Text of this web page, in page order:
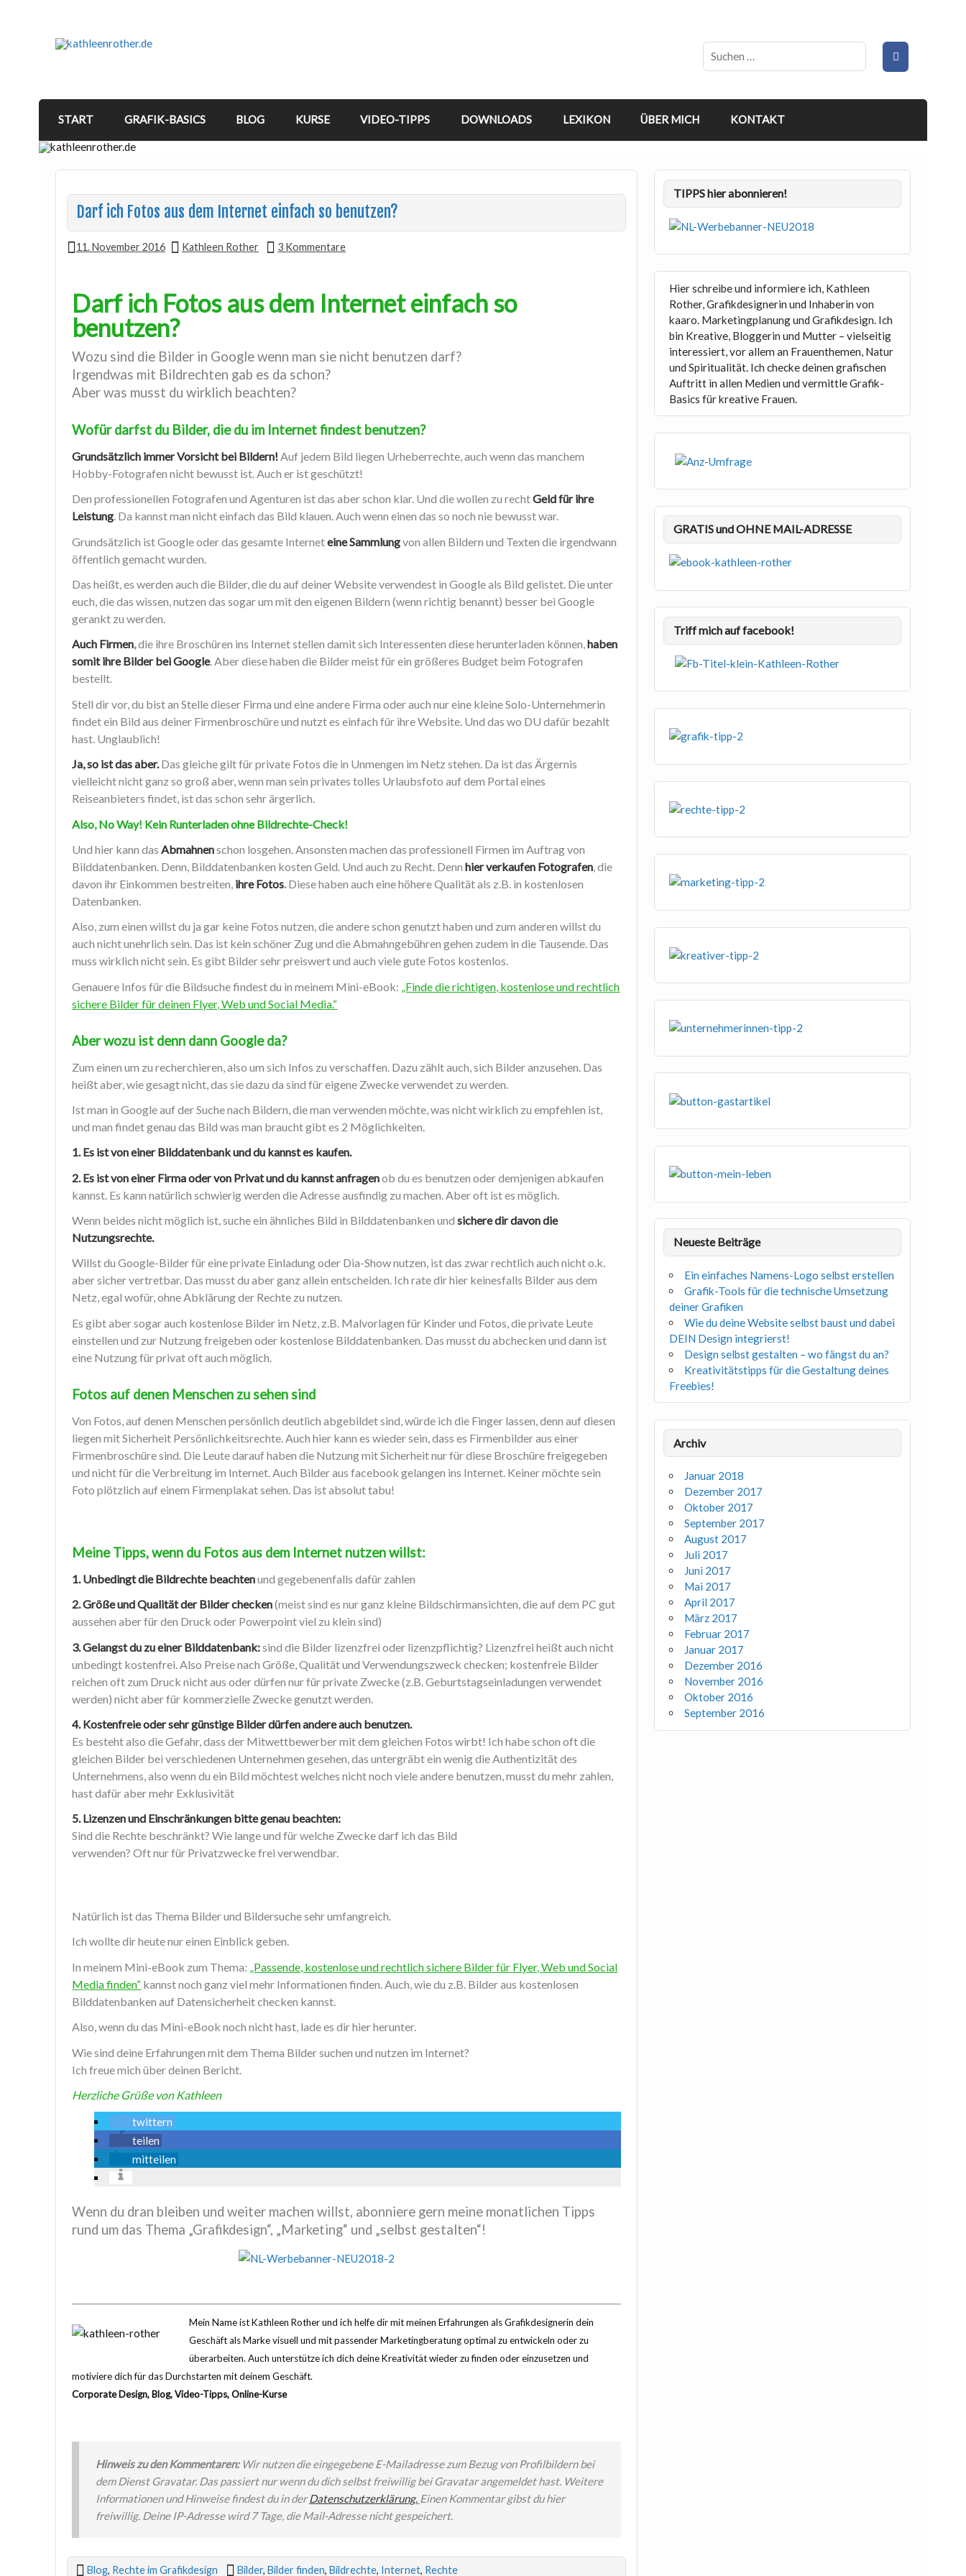
START GRAFIK-BASICS BLOG KURSE VIDEO-TIPPS DOWNLOADS LEXIKON ÜBER MICH KONTAKT
Darf ich Fotos aus dem Internet einfach so benutzen?
11. November 2016 Kathleen Rother 3 Kommentare
Darf ich Fotos aus dem Internet einfach so
benutzen?
Wozu sind die Bilder in Google wenn man sie nicht benutzen darf?
Irgendwas mit Bildrechten gab es da schon?
Aber was musst du wirklich beachten?
Wofür darfst du Bilder, die du im Internet findest benutzen?
Grundsätzlich immer Vorsicht bei Bildern!Auf jedem Bild liegen Urheberrechte, auch wenn das manchem
Hobby-Fotografen nicht bewusst ist. Auch er ist geschützt!
Den professionellen Fotografen und Agenturen ist das aber schon klar. Und die wollen zu rechtGeld für ihre
Leistung. Da kannst man nicht einfach das Bild klauen. Auch wenn einen das so noch nie bewusst war.
Grundsätzlich ist Google oder das gesamte Interneteine Sammlungvon allen Bildern und Texten die irgendwann
öffentlich gemacht wurden.
Das heißt, es werden auch die Bilder, die du auf deiner Website verwendest in Google als Bild gelistet. Die unter
euch, die das wissen, nutzen das sogar um mit den eigenen Bildern (wenn richtig benannt) besser bei Google
gerankt zu werden.
Auch Firmen,die ihre Broschüren ins Internet stellen damit sich Interessenten diese herunterladen können,haben
somit ihre Bilder bei Google. Aber diese haben die Bilder meist für ein größeres Budget beim Fotografen
bestellt.
Stell dir vor, du bist an Stelle dieser Firma und eine andere Firma oder auch nur eine kleine Solo-Unternehmerin
findet ein Bild aus deiner Firmenbroschüre und nutzt es einfach für ihre Website. Und das wo DU dafür bezahlt
hast. Unglaublich!
Ja, so ist das aber.Das gleiche gilt für private Fotos die in Unmengen im Netz stehen. Da ist das Ärgernis
vielleicht nicht ganz so groß aber, wenn man sein privates tolles Urlaubsfoto auf dem Portal eines
Reiseanbieters findet, ist das schon sehr ärgerlich.
Also, No Way! Kein Runterladen ohne Bildrechte-Check!
Und hier kann dasAbmahnenschon losgehen. Ansonsten machen das professionell Firmen im Auftrag von
Bilddatenbanken. Denn, Bilddatenbanken kosten Geld. Und auch zu Recht. Dennhier verkaufen Fotografen, die
davon ihr Einkommen bestreiten, ihre Fotos.Diese haben auch eine höhere Qualität als z.B. in kostenlosen
Datenbanken.
Also, zum einen willst du ja gar keine Fotos nutzen, die andere schon genutzt haben und zum anderen willst du
auch nicht unehrlich sein. Das ist kein schöner Zug und die Abmahngebühren gehen zudem in die Tausende. Das
muss wirklich nicht sein. Es gibt Bilder sehr preiswert und auch viele gute Fotos kostenlos.
Genauere Infos für die Bildsuche findest du in meinem Mini-eBook: „Finde die richtigen, kostenlose und rechtlich
sichere Bilder für deinen Flyer, Web und Social Media.“
Aber wozu ist denn dann Google da?
Zum einen um zu recherchieren, also um sich Infos zu verschaffen. Dazu zählt auch, sich Bilder anzusehen. Das
heißt aber, wie gesagt nicht, das sie dazu da sind für eigene Zwecke verwendet zu werden.
Ist man in Google auf der Suche nach Bildern, die man verwenden möchte, was nicht wirklich zu empfehlen ist,
und man findet genau das Bild was man braucht gibt es 2 Möglichkeiten.
1. Es ist von einer Bilddatenbank und du kannst es kaufen.
2. Es ist von einer Firma oder von Privat und du kannst anfragenob du es benutzen oder demjenigen abkaufen
kannst. Es kann natürlich schwierig werden die Adresse ausfindig zu machen. Aber oft ist es möglich.
Wenn beides nicht möglich ist, suche ein ähnliches Bild in Bilddatenbanken undsichere dir davon die
Nutzungsrechte.
Willst du Google-Bilder für eine private Einladung oder Dia-Show nutzen, ist das zwar rechtlich auch nicht o.k.
aber sicher vertretbar. Das musst du aber ganz allein entscheiden. Ich rate dir hier keinesfalls Bilder aus dem
Netz, egal wofür, ohne Abklärung der Rechte zu nutzen.
Es gibt aber sogar auch kostenlose Bilder im Netz, z.B. Malvorlagen für Kinder und Fotos, die private Leute
einstellen und zur Nutzung freigeben oder kostenlose Bilddatenbanken. Das musst du abchecken und dann ist
eine Nutzung für privat oft auch möglich.
Fotos auf denen Menschen zu sehen sind
Von Fotos, auf denen Menschen persönlich deutlich abgebildet sind, würde ich die Finger lassen, denn auf diesen
liegen mit Sicherheit Persönlichkeitsrechte. Auch hier kann es wieder sein, dass es Firmenbilder aus einer
Firmenbroschüre sind. Die Leute darauf haben die Nutzung mit Sicherheit nur für diese Broschüre freigegeben
und nicht für die Verbreitung im Internet. Auch Bilder aus facebook gelangen ins Internet. Keiner möchte sein
Foto plötzlich auf einem Firmenplakat sehen. Das ist absolut tabu!
Meine Tipps, wenn du Fotos aus dem Internet nutzen willst:
1. Unbedingt die Bildrechte beachtenund gegebenenfalls dafür zahlen
2. Größe und Qualität der Bilder checken(meist sind es nur ganz kleine Bildschirmansichten, die auf dem PC gut
aussehen aber für den Druck oder Powerpoint viel zu klein sind)
3. Gelangst du zu einer Bilddatenbank:sind die Bilder lizenzfrei oder lizenzpflichtig? Lizenzfrei heißt auch nicht
unbedingt kostenfrei. Also Preise nach Größe, Qualität und Verwendungszweck checken; kostenfreie Bilder
reichen oft zum Druck nicht aus oder dürfen nur für private Zwecke (z.B. Geburtstagseinladungen verwendet
werden) nicht aber für kommerzielle Zwecke genutzt werden.
4. Kostenfreie oder sehr günstige Bilder dürfen andere auch benutzen.
Es besteht also die Gefahr, dass der Mitwettbewerber mit dem gleichen Fotos wirbt! Ich habe schon oft die
gleichen Bilder bei verschiedenen Unternehmen gesehen, das untergräbt ein wenig die Authentizität des
Unternehmens, also wenn du ein Bild möchtest welches nicht noch viele andere benutzen, musst du mehr zahlen,
hast dafür aber mehr Exklusivität
5. Lizenzen und Einschränkungen bitte genau beachten:
Sind die Rechte beschränkt? Wie lange und für welche Zwecke darf ich das Bild
verwenden? Oft nur für Privatzwecke frei verwendbar.
Natürlich ist das Thema Bilder und Bildersuche sehr umfangreich.
Ich wollte dir heute nur einen Einblick geben.
In meinem Mini-eBook zum Thema: „Passende, kostenlose und rechtlich sichere Bilder für Flyer, Web und Social
Media finden“ kannst noch ganz viel mehr Informationen finden. Auch, wie du z.B. Bilder aus kostenlosen
Bilddatenbanken auf Datensicherheit checken kannst.
Also, wenn du das Mini-eBook noch nicht hast, lade es dir hier herunter.
Wie sind deine Erfahrungen mit dem Thema Bilder suchen und nutzen im Internet?
Ich freue mich über deinen Bericht.
Herzliche Grüße von Kathleen
twittern
teilen
mitteilen
Wenn du dran bleiben und weiter machen willst, abonniere gern meine monatlichen Tipps
rund um das Thema „Grafikdesign“, „Marketing“ und „selbst gestalten“!
Mein Name ist Kathleen Rother und ich helfe dir mit meinen Erfahrungen als Grafikdesignerin dein
Geschäft als Marke visuell und mit passender Marketingberatung optimal zu entwickeln oder zu
überarbeiten. Auch unterstütze ich dich deine Kreativität wieder zu finden oder einzusetzen und
motiviere dich für das Durchstarten mit deinem Geschäft.
Corporate Design, Blog, Video-Tipps, Online-Kurse
Hinweis zu den Kommentaren:Wir nutzen die eingegebene E-Mailadresse zum Bezug von Profilbildern bei
dem Dienst Gravatar. Das passiert nur wenn du dich selbst freiwillig bei Gravatar angemeldet hast. Weitere
Informationen und Hinweise findest du in derDatenschutzerklärung. Einen Kommentar gibst du hier
freiwillig. Deine IP-Adresse wird 7 Tage, die Mail-Adresse nicht gespeichert.
Blog, Rechte im Grafikdesign Bilder, Bilder finden, Bildrechte, Internet, Rechte
TIPPS hier abonnieren!
Hier schreibe und informiere ich, Kathleen
Rother, Grafikdesignerin und Inhaberin von
kaaro. Marketingplanung und Grafikdesign. Ich
bin Kreative, Bloggerin und Mutter – vielseitig
interessiert, vor allem an Frauenthemen, Natur
und Spiritualität. Ich checke deinen grafischen
Auftritt in allen Medien und vermittle Grafik-
Basics für kreative Frauen.
GRATIS und OHNE MAIL-ADRESSE
Triff mich auf facebook!
Neueste Beiträge
Ein einfaches Namens-Logo selbst erstellen
Grafik-Tools für die technische Umsetzung
deiner Grafiken
Wie du deine Website selbst baust und dabei
DEIN Design integrierst!
Design selbst gestalten – wo fängst du an?
Kreativitätstipps für die Gestaltung deines
Freebies!
Archiv
Januar 2018
Dezember 2017
Oktober 2017
September 2017
August 2017
Juli 2017
Juni 2017
Mai 2017
April 2017
März 2017
Februar 2017
Januar 2017
Dezember 2016
November 2016
Oktober 2016
September 2016